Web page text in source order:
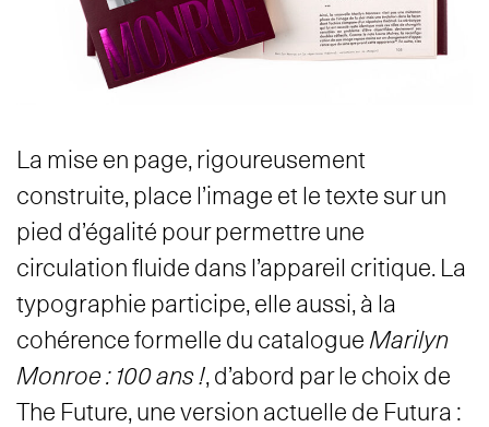
La mise en page, rigoureusement
construite, place l’image et le texte sur un
pied d’égalité pour permettre une
circulation fluide dans l’appareil critique. La
typographie participe, elle aussi, à la
cohérence formelle du catalogue Marilyn
Monroe : 100 ans !, d’abord par le choix de
The Future, une version actuelle de Futura :